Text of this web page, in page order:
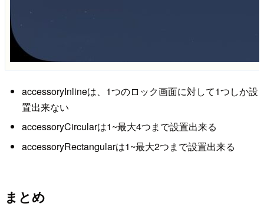
accessoryInlineは、1つのロック画面に対して1つしか設
置出来ない
accessoryCircularは1~最大4つまで設置出来る
accessoryRectangularは1~最大2つまで設置出来る
まとめ